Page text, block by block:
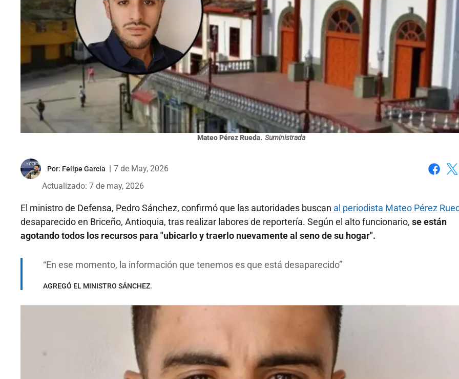
Mateo Pérez Rueda. Suministrada
Por: Felipe García
7 de May, 2026
Actualizado: 7 de may, 2026
El ministro de Defensa, Pedro Sánchez, confirmó que las autoridades buscan al periodista Mateo Pérez
desaparecido en Briceño, Antioquia, tras realizar labores de reportería. Según el alto funcionario, se están
agotando todos los recursos para "ubicarlo y traerlo nuevamente al seno de su hogar".
En ese momento, la información que tenemos es que está desaparecido
AGREGÓ EL MINISTRO SÁNCHEZ.